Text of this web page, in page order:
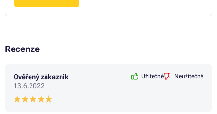
Recenze
Ověřený zákazník
13.6.2022
Užitečné Neužitečné